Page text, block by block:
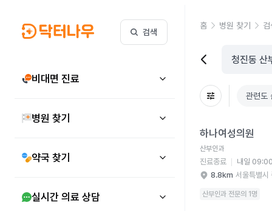
검색
비대면 진료
병원 찾기
약국 찾기
실시간 의료 상담
홈 병원 찾기
관련도
하나여성의원
산부인과
진료종료
내일
8.8km 서울특별시
산부인과 전문의 1명